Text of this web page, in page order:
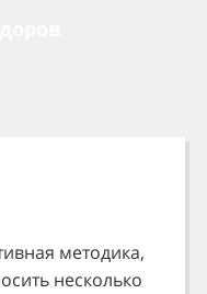
методика,
несколько